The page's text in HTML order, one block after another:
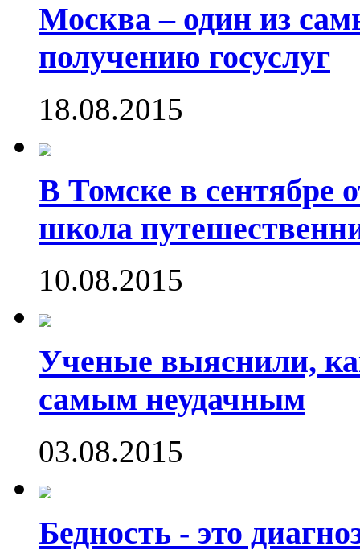
Москва – один из
получению госуслуг
18.08.2015
В Томске в сентябре
школа
10.08.2015
Ученые выяснили,
самым неудачным
03.08.2015
Бедность - это